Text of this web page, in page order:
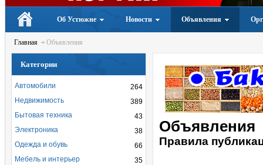
Об Устюжне Новости Объявления
Главная Объявления
Объявления
Правила
Категории
264
Автомобили
389
Недвижимость
43
Бытовая техника
38
Электроника
66
Одежда и обувь
35
Мебель и интерьер